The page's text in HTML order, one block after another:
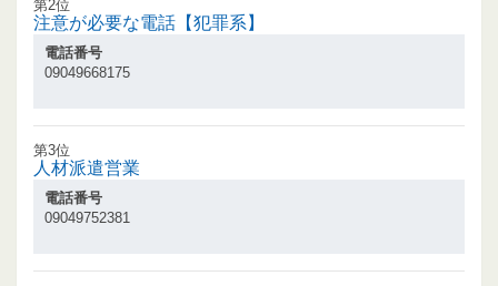
第2位
注意が必要な電話【犯罪系】
電話番号
09049668175
第3位
人材派遣営業
電話番号
09049752381